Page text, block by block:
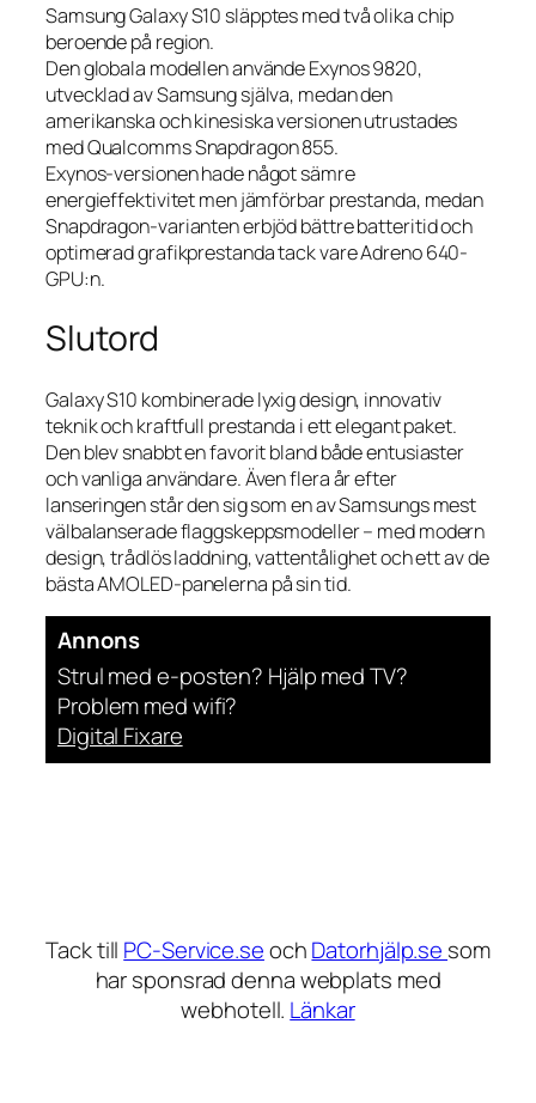
Samsung Galaxy S10 släpptes med två olika chip
beroende på region.
Den globala modellen använde Exynos 9820,
utvecklad av Samsung själva, medan den
amerikanska och kinesiska versionen utrustades
med Qualcomms Snapdragon 855.
Exynos-versionen hade något sämre
energieffektivitet men jämförbar prestanda, medan
Snapdragon-varianten erbjöd bättre batteritid och
optimerad grafikprestanda tack vare Adreno 640-
GPU:n.
Slutord
Galaxy S10 kombinerade lyxig design, innovativ
teknik och kraftfull prestanda i ett elegant paket.
Den blev snabbt en favorit bland både entusiaster
och vanliga användare. Även flera år efter
lanseringen står den sig som en av Samsungs mest
välbalanserade flaggskeppsmodeller – med modern
design, trådlös laddning, vattentålighet och ett av de
bästa AMOLED-panelerna på sin tid.
Annons
Strul med e-posten? Hjälp med TV?
Problem med wifi?
Digital Fixare
Tack till PC-Service.seochDatorhjälp.se som
har sponsrad denna webplats med
webhotell. Länkar